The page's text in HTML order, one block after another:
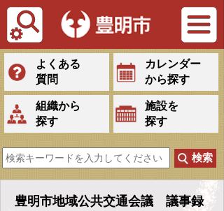
Tiếng Việt
よくある
質問
カレンダー
から探す
組織から
探す
施設を
探す
豊明市地域公共交通会議 議事録